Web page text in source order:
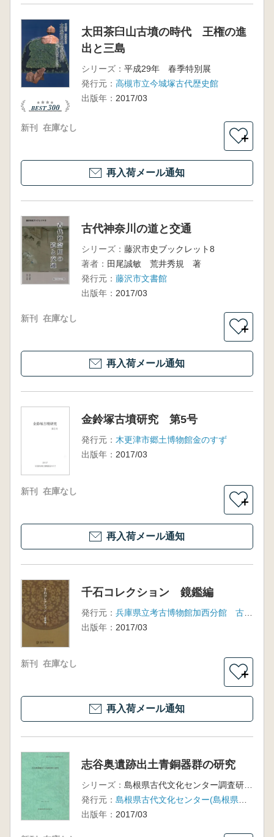
太田茶臼山古墳の時代 王権の進
出と三島
シリーズ： 平成29年 春季特別展
発行元： 高槻市立今城塚古代歴史館
出版年： 2017/03
新刊 在庫なし
＋
再入荷メール通知
古代神奈川の道と交通
シリーズ： 藤沢市史ブックレット8
著者： 田尾誠敏 荒井秀規 著
発行元： 藤沢市文書館
出版年： 2017/03
新刊 在庫なし
＋
再入荷メール通知
金鈴塚古墳研究 第5号
発行元： 木更津市郷土博物館金のすず
出版年： 2017/03
新刊 在庫なし
＋
再入荷メール通知
千石コレクション 鏡鑑編
発行元：
兵庫県立考古博物館加西分館 古代鏡展示館
出版年： 2017/03
新刊 在庫なし
＋
再入荷メール通知
志谷奥遺跡出土青銅器群の研究
シリーズ：
島根県古代文化センター調査研究報告書54
発行元：
出版年： 2017/03